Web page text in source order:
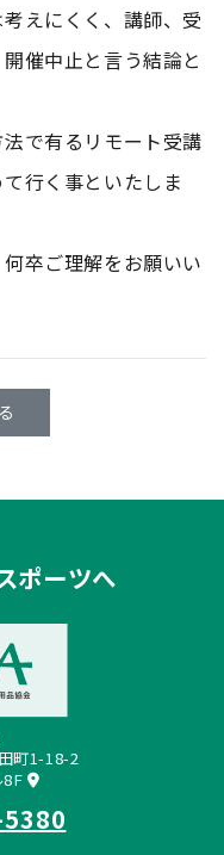
えにくく、講師、受
催中止と言う結論と
で有るリモート受講
行く事といたしま
卒ご理解をお願いい
ポーツへ
町1-18-2